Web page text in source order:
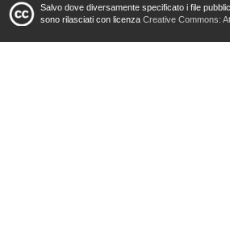
Salvo dove diversamente specificato i file
sono rilasciati con licenza Creative Commons: